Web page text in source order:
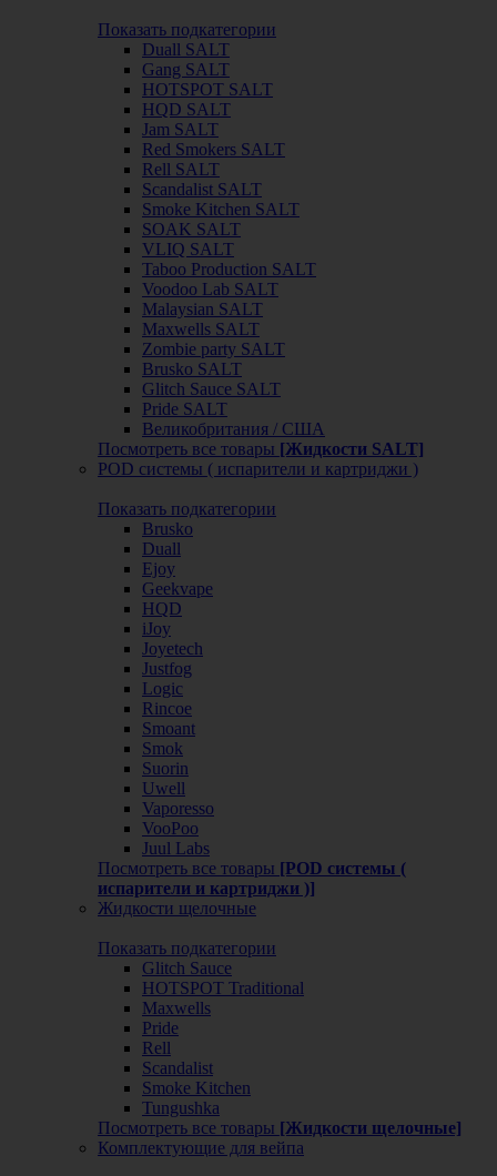
Показать подкатегории
Duall SALT
Gang SALT
HOTSPOT SALT
HQD SALT
Jam SALT
Red Smokers SALT
Rell SALT
Scandalist SALT
Smoke Kitchen SALT
SOAK SALT
VLIQ SALT
Taboo Production SALT
Voodoo Lab SALT
Malaysian SALT
Maxwells SALT
Zombie party SALT
Brusko SALT
Glitch Sauce SALT
Pride SALT
Великобритания / США
Посмотреть все товары [Жидкости SALT]
POD системы ( испарители и картриджи )
Показать подкатегории
Brusko
Duall
Ejoy
Geekvape
HQD
iJoy
Joyetech
Justfog
Logic
Rincoe
Smoant
Smok
Suorin
Uwell
Vaporesso
VooPoo
Juul Labs
Посмотреть все товары [POD системы (
испарители и картриджи )]
Жидкости щелочные
Показать подкатегории
Glitch Sauce
HOTSPOT Traditional
Maxwells
Pride
Rell
Scandalist
Smoke Kitchen
Tungushka
Посмотреть все товары [Жидкости щелочные]
Комплектующие для вейпа